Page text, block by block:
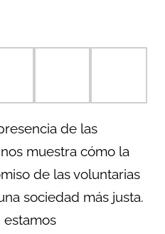
de las
muestra cómo la
de las voluntarias
sociedad más justa.
estamos